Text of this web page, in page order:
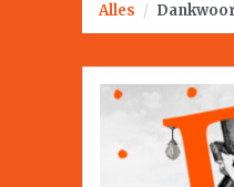
Alles /